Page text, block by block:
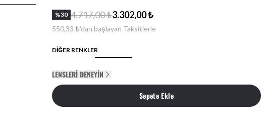
%30 4.717,00 ₺3.302,00 ₺
550,33 ₺'dan başlayan Taksitlerle
DİĞER RENKLER
LENSLERI DENEYIN
Sepete Ekle